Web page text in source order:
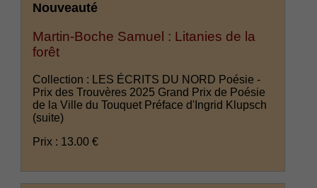
Nouveauté
Martin-Boche Samuel : Litanies de la
forêt
Collection : LES ÉCRITS DU NORD Poésie -
Prix des Trouvères 2025 Grand Prix de Poésie
de la Ville du Touquet Préface d'Ingrid Klupsch
(suite)
Prix : 13.00 €